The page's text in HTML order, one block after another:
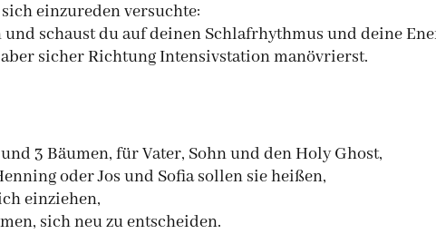
einzureden versuchte:
schaust du auf deinen Schlafrhythmus und deine
sicher Richtung Intensivstation manövrierst.
3 Bäumen, für Vater, Sohn und den Holy Ghost,
oder Jos und Sofia sollen sie heißen,
einziehen,
sich neu zu entscheiden.